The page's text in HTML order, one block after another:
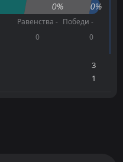
0% 0%
Равенства -
0
Победи -
0
3
1